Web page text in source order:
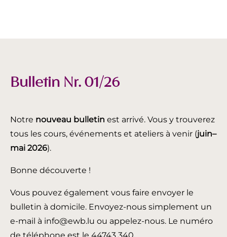
Bulletin Nr. 01/26
Notre nouveau bulletin est arrivé. Vous y trouverez
tous les cours, événements et ateliers à venir (juin–
mai 2026).
Bonne découverte !
Vous pouvez également vous faire envoyer le
bulletin à domicile. Envoyez-nous simplement un
e-mail à info@ewb.lu ou appelez-nous. Le numéro
de téléphone est le 44743 340.